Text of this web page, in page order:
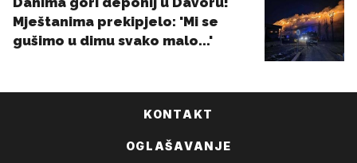
KONTAKT
OGLAŠAVANJE